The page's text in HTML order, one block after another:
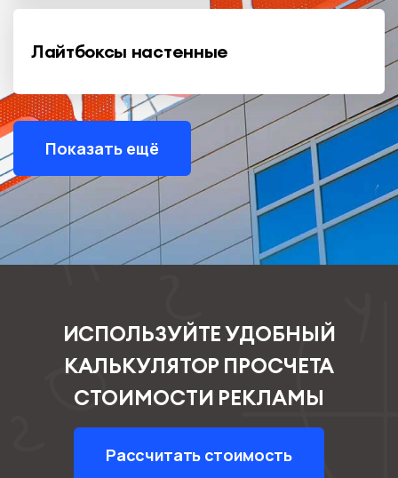
Лайтбоксы настенные
Показать ещё
ИСПОЛЬЗУЙТЕ УДОБНЫЙ
КАЛЬКУЛЯТОР ПРОСЧЕТА
СТОИМОСТИ РЕКЛАМЫ
Рассчитать стоимость